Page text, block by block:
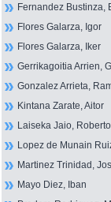
Fernandez Bustinza,
Flores Galarza, Igor
Flores Galarza, Iker
Gerrikagoitia Arrien,
Gonzalez Arrieta,
Kintana Zarate, Aitor
Laiseka Jaio, Roberto
Lopez de Munain
Martinez Trinidad,
Mayo Diez, Iban